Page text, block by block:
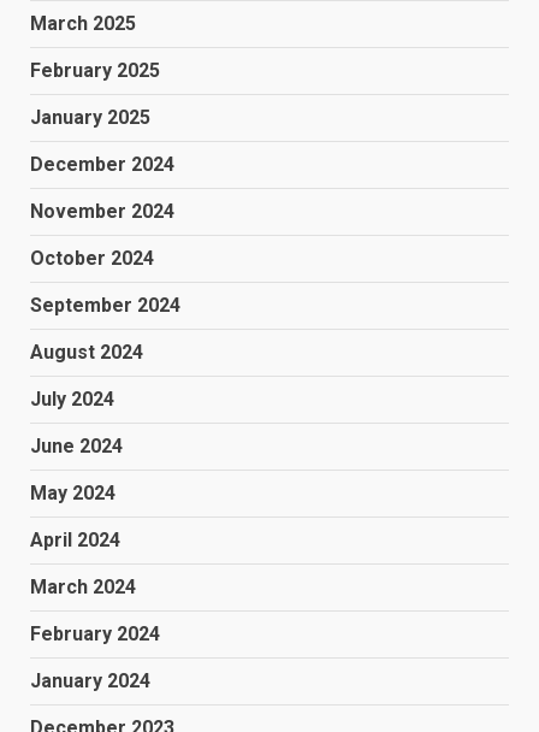
March 2025
February 2025
January 2025
December 2024
November 2024
October 2024
September 2024
August 2024
July 2024
June 2024
May 2024
April 2024
March 2024
February 2024
January 2024